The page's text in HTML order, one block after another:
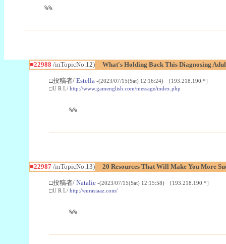
%%
■22988 /inTopicNo.12) What's Holding Back This Diagnosing
□投稿者/ Estella -(2023/07/15(Sat) 12:16:24) [193.218.190.*]
□U R L/ http://www.gamenglish.com/message/index.php
%%
■22987/inTopicNo.13) 20 Resources That Will Make You More
□投稿者/ Natalie -(2023/07/15(Sat) 12:15:58) [193.218.190.*]
□U R L/ http://eurasiaaz.com/
%%